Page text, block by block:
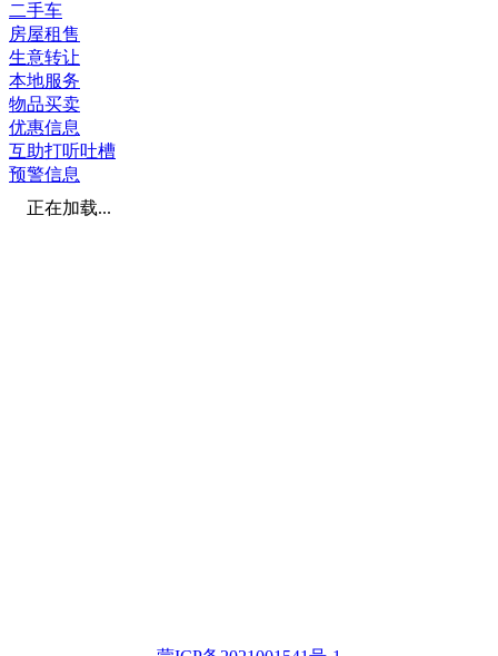
二手车
房屋租售
生意转让
本地服务
物品买卖
优惠信息
互助打听吐槽
预警信息
正在加载...